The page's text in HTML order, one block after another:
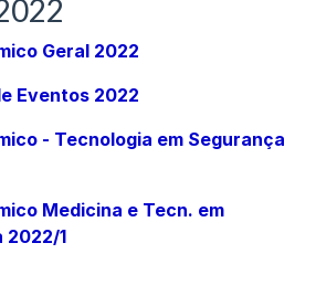
Geral 2022
Eventos 2022
- Tecnologia em Segurança
Medicina e Tecn. em
2022/1